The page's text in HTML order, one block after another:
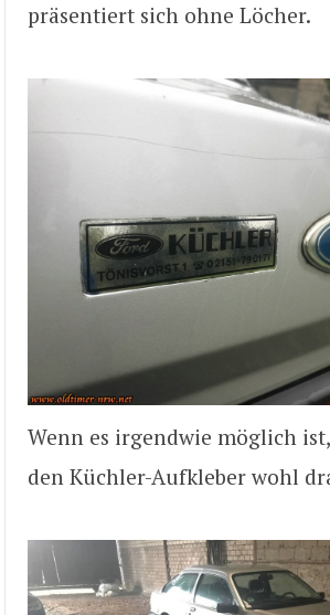
präsentiert sich ohne Löcher.
Wenn es irgendwie möglich
den Küchler-Aufkleber wohl